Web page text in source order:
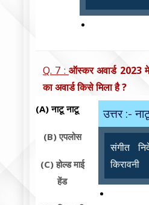
Q. 7 : ऑस्कर अवार्ड 2023
का अवार्ड किसे मिला है ?
(A)नाटू नाटू
(B)एपलोस
(C)होल्ड माई
हेंड
उत्तर :-
संगीत
किरावनी